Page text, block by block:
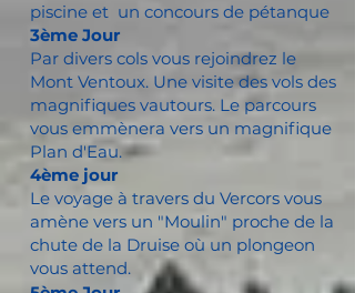
piscine et un concours de pétanque
3ème Jour
Par divers cols vous rejoindrez le
Mont Ventoux. Une visite des vols des
magnifiques vautours. Le parcours
vous emmènera vers un magnifique
Plan d'Eau.
4ème jour
Le voyage à travers du Vercors vous
amène vers un "Moulin" proche de la
chute de la Druise où un plongeon
vous attend.